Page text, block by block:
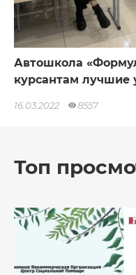
Автошкола
курсантам лучшие
16.03.2022 8557
Топ